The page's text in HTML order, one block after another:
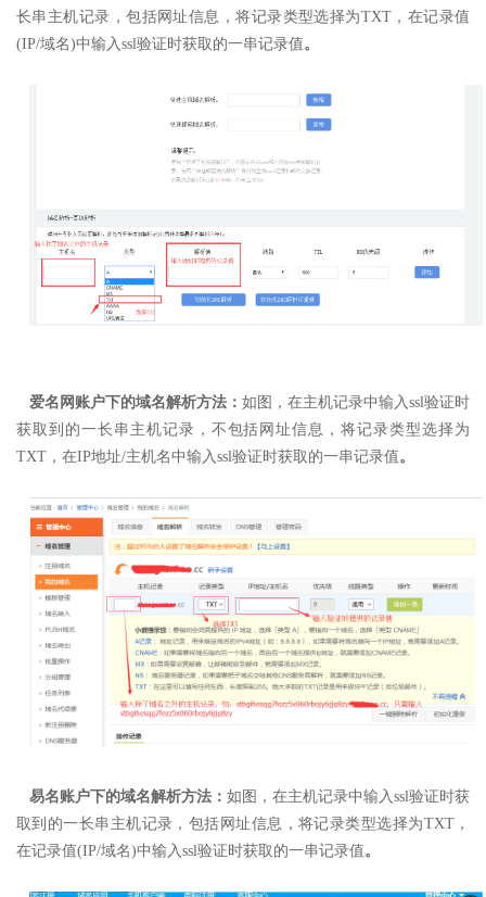
长串主机记录，包括网址信息，将记录类型选择为TXT， 在记录值
(IP/域名)中输入ssl验证时获取的一串记录值。
爱名网账户下的域名解析方法： 如图，在主机记录中输入ssl验证时
获取到的一长串主机记录，不包括网址信息，将记录类型选择为
TXT， 在IP地址/主机名中输入ssl验证时获取的一串记录值。
易名账户下的域名解析方法： 如图，在主机记录中输入ssl验证时获
取到的一长串主机记录，包括网址信息， 将记录类型选择为TXT，
在记录值(IP/域名)中输入ssl验证时获取的一串记录值。